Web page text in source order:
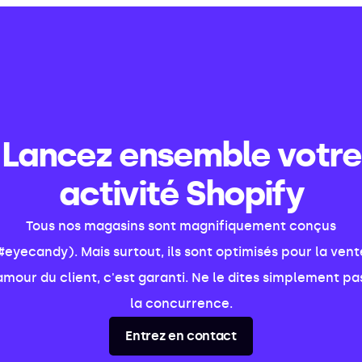
Lancez ensemble votre
activité Shopify
Tous nos magasins sont magnifiquement conçus
Mais surtout, ils sont optimisés pour la
du client, c'est garanti. Ne le dites simplement
la concurrence.
Entrez en contact